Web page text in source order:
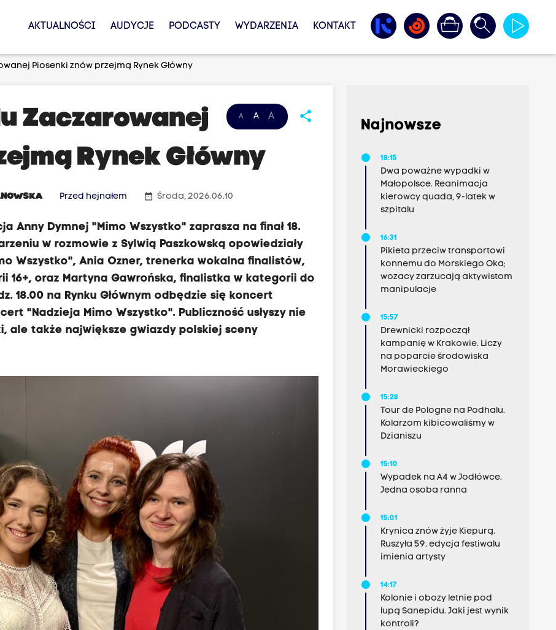
AKTUALNOŚCI AUDYCJE PODCASTY WYDARZENIA KONTAKT
Piosenki znów przejmą Rynek Główny
A A A share
Zaczarowanej
Rynek Główny
Przed hejnałem date_range Środa, 2026.06.10
Anny Dymnej "Mimo Wszystko" zaprasza na finał 18.
w rozmowie z Sylwią Paszkowską opowiedziały
Wszystko", Ania Ozner, trenerka wokalna finalistów,
16+, oraz Martyna Gawrońska, finalistka w kategorii do
18.00 na Rynku Głównym odbędzie się koncert
"Nadzieja Mimo Wszystko". Publiczność usłyszy nie
ale także największe gwiazdy polskiej sceny
Najnowsze
18:15
Dwa poważne wypadki w
Małopolsce. Reanimacja
kierowcy quada, 9-latek w
szpitalu
16:31
Pikieta przeciw transportowi
konnemu do Morskiego Oka;
wozacy zarzucają aktywistom
manipulacje
15:57
Drewnicki rozpoczął
kampanię w Krakowie. Liczy
na poparcie środowiska
Morawieckiego
15:28
Tour de Pologne na Podhalu.
Kolarzom kibicowaliśmy w
Dzianiszu
15:10
Wypadek na A4 w Jodłówce.
Jedna osoba ranna
15:01
Krynica znów żyje Kiepurą.
Ruszyła 59. edycja festiwalu
imienia artysty
14:17
Kolonie i obozy letnie pod
lupą Sanepidu. Jaki jest wynik
kontroli?